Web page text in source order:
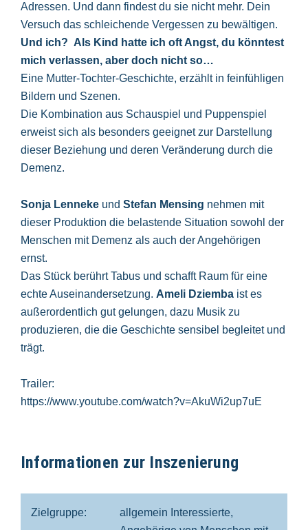
Adressen. Und dann findest du sie nicht mehr. Dein
Versuch das schleichende Vergessen zu bewältigen.
Und ich? Als Kind hatte ich oft Angst, du könntest
mich verlassen, aber doch nicht so…
Eine Mutter-Tochter-Geschichte, erzählt in feinfühligen
Bildern und Szenen.
Die Kombination aus Schauspiel und Puppenspiel
erweist sich als besonders geeignet zur Darstellung
dieser Beziehung und deren Veränderung durch die
Demenz.
Sonja Lenneke und Stefan Mensing nehmen mit
dieser Produktion die belastende Situation sowohl der
Menschen mit Demenz als auch der Angehörigen
ernst.
Das Stück berührt Tabus und schafft Raum für eine
echte Auseinandersetzung. Ameli Dziemba ist es
außerordentlich gut gelungen, dazu Musik zu
produzieren, die die Geschichte sensibel begleitet und
trägt.
Trailer:
https://www.youtube.com/watch?v=AkuWi2up7uE
Informationen zur Inszenierung
Zielgruppe:
allgemein Interessierte,